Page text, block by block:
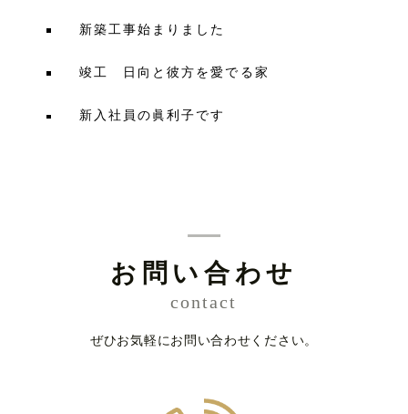
新築工事始まりました
竣工 日向と彼方を愛でる家
新入社員の眞利子です
お問い合わせ
contact
ぜひお気軽にお問い合わせください。